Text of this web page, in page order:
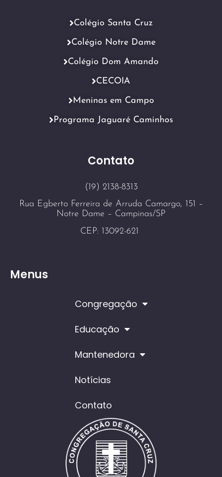
Contato
(19) 2138-8313
Rua Egberto Ferreira de Arruda Camargo, 151 –
Notre Dame – Campinas/SP
CEP: 13092-621
Menus
Congregação
Educação
Mantenedora
Notícias
Contato
Colégio Santa Cruz
Colégio Notre Dame
Colégio Dom Amando
CECOIA
Meninas em Campo
Programa Jaguaré Caminhos